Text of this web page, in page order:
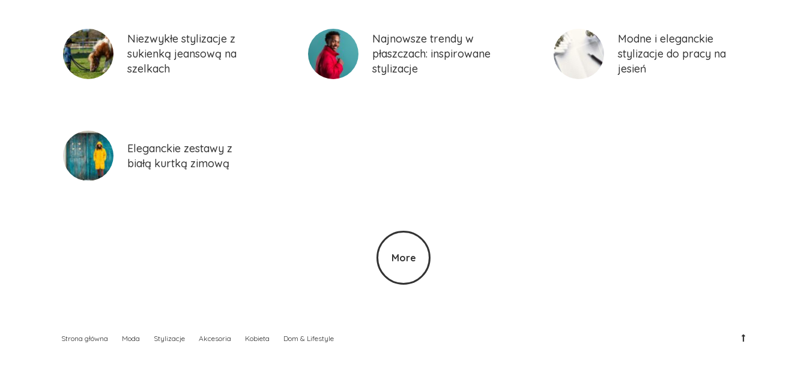
Niezwykłe stylizacje z
sukienką jeansową na
szelkach
Najnowsze trendy w
płaszczach: inspirowane
stylizacje
Modne i eleganckie
stylizacje do pracy na
jesień
Eleganckie zestawy z
białą kurtką zimową
More
Strona główna Moda Stylizacje Akcesoria Kobieta Dom & Lifestyle